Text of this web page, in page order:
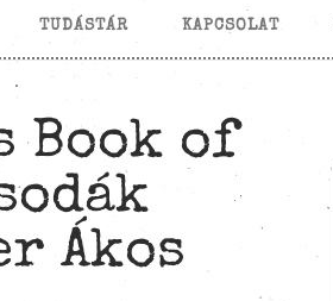
TUDÁSTÁR KAPCSOLAT
Book of
Ákos